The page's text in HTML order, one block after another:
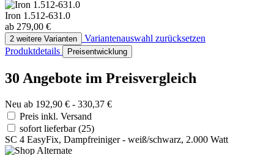
Iron 1.512-631.0
ab 279,00 €
2 weitere Varianten
Variantenauswahl zurücksetzen
Produktdetails
Preisentwicklung
30 Angebote im Preisvergleich
Neu ab 192,90 € - 330,37 €
Preis inkl. Versand
sofort lieferbar(25)
SC 4 EasyFix, Dampfreiniger - weiß/schwarz, 2.000 Watt